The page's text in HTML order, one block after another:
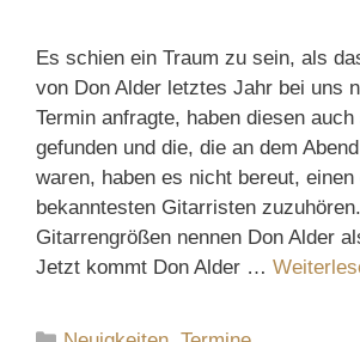
Es schien ein Traum zu sein, als
von Don Alder letztes Jahr bei uns
Termin anfragte, haben diesen auch
gefunden und die, die an dem
waren, haben es nicht bereut, einen
bekanntesten Gitarristen
Gitarrengrößen nennen Don Alder
Jetzt kommt Don Alder …
Kategorien